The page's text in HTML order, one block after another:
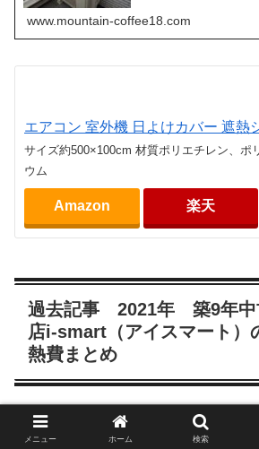
www.mountain-coffee18.com
エアコン 室外機 日よけカバー 遮熱
サイズ約500×100cm 材質ポリエチレン、ポ
ウム
Amazon 楽天
過去記事 2021年 築9年中
店i-smart（アイスマート）
熱費まとめ
築9年中古の一条工務店i-smart（ア
メニュー ホーム 検索